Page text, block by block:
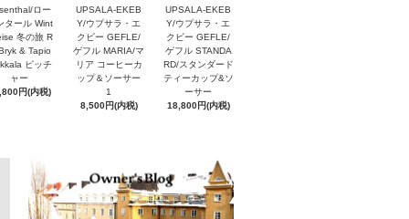
ロー
タール Wint
冬の旅 R
& Tapio
ピッチ
ャー
円(内税)
UPSALA-EKEB
Y/ウプサラ・エ
クビー GEFLE/
ゲフル MARIA/マ
リア コーヒーカ
ップ＆ソーサー
1
8,500円(内税)
UPSALA-EKEB
Y/ウプサラ・エ
クビー GEFLE/
ゲフル STANDA
RD/スタンダード
ティーカップ&ソ
ーサー
18,800円(内税)